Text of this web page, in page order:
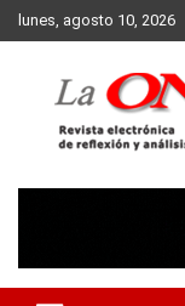
Skip
to
lunes, agosto 10, 2026